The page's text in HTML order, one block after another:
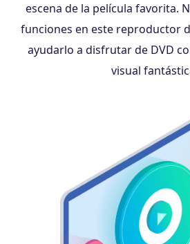
escena de la película favorita.
funciones en este reproductor
ayudarlo a disfrutar de DVD
visual